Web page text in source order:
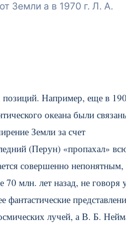
Земли а в 1970 г. Л. А.
позиций. Например, еще в
океана были
Земли за счет
(Перун) «пропахал»
совершенно непонятным,
70 млн. лет назад, не говоря
лучей, а В. Б.